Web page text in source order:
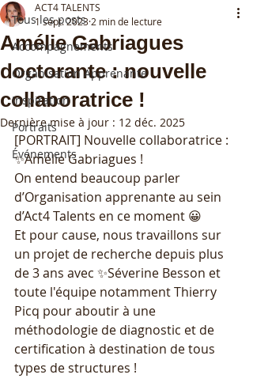
Tous les posts
Accompagnements
Organisation Apprenante
Inspiration
Portraits
Événements
Amélie Gabriagues
doctorante : nouvelle
collaboratrice !
ACT4 TALENTS
1 sept. 2023 2 min de lecture
Dernière mise à jour : 12 déc. 2025
[PORTRAIT] Nouvelle collaboratrice :
✨Amélie Gabriagues !
On entend beaucoup parler
d’Organisation apprenante au sein
d’Act4 Talents en ce moment 😀
Et pour cause, nous travaillons sur
un projet de recherche depuis plus
de 3 ans avec ✨Séverine Besson et
toute l'équipe notamment Thierry
Picq pour aboutir à une
méthodologie de diagnostic et de
certification à destination de tous
types de structures !